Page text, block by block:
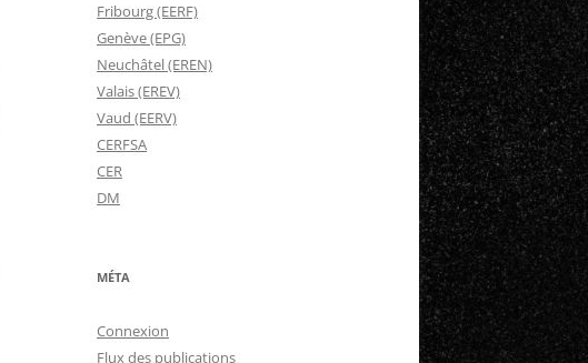
Fribourg (EERF)
Genève (EPG)
Neuchâtel (EREN)
Valais (EREV)
Vaud (EERV)
CERFSA
CER
DM
MÉTA
Connexion
Flux des publications